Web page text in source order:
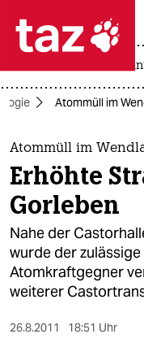
 taz
themen
politik
öko
gesellschaft
kultur
sport
usa
Atommüll im
Atommüll im
Erhöhte
Gorleben
Nahe der
wurde der
Atomkraftgegner
weiterer
26.8.2011 18:51 Uhr